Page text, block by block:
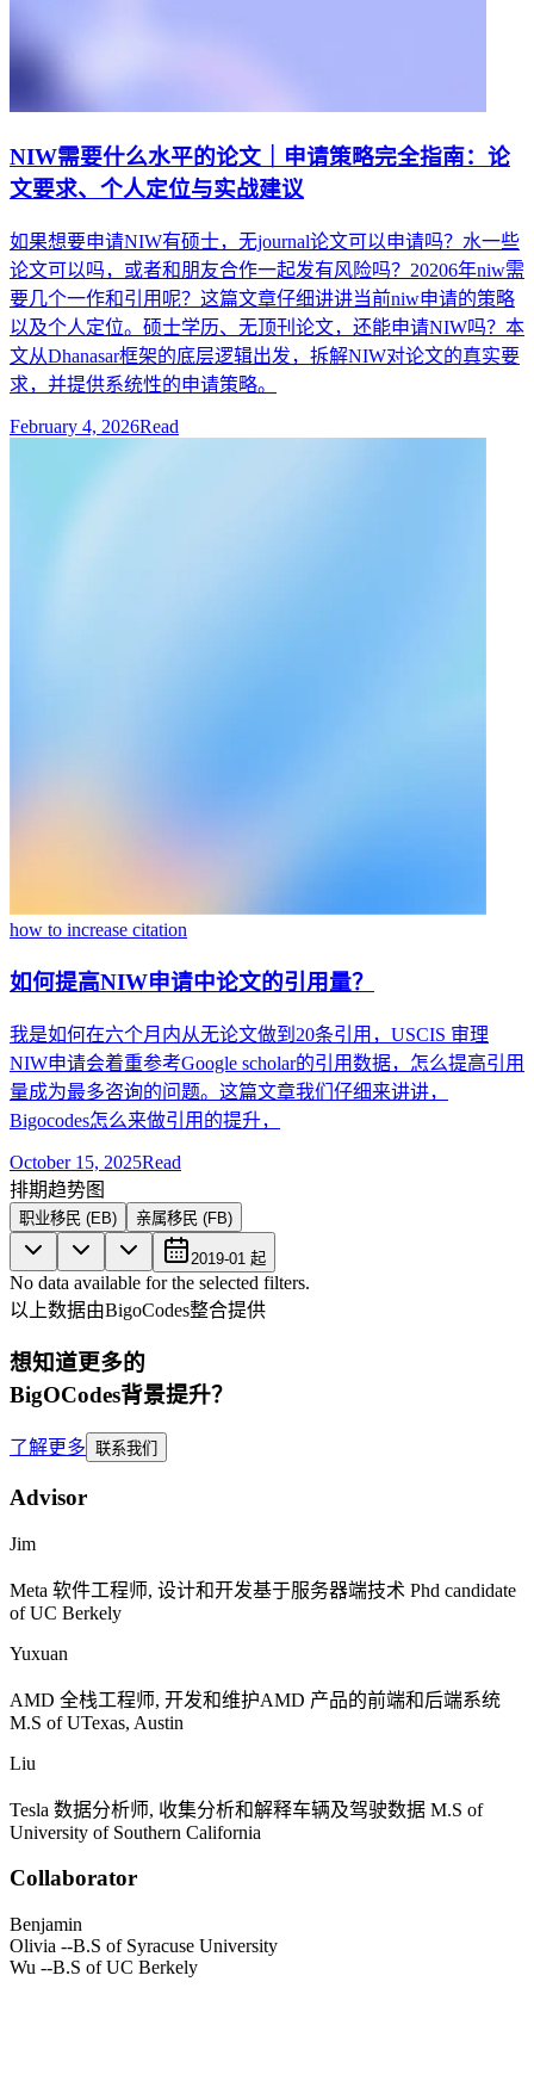
NIW需要什么水平的论文｜申请策略完全指南：论
文要求、个人定位与实战建议
如果想要申请NIW有硕士，无journal论文可以申请吗？水一些
论文可以吗，或者和朋友合作一起发有风险吗？20206年niw需
要几个一作和引用呢？这篇文章仔细讲讲当前niw申请的策略
以及个人定位。硕士学历、无顶刊论文，还能申请NIW吗？本
文从Dhanasar框架的底层逻辑出发，拆解NIW对论文的真实要
求，并提供系统性的申请策略。
February 4, 2026Read
how to increase citation
如何提高NIW申请中论文的引用量？
我是如何在六个月内从无论文做到20条引用，USCIS 审理
NIW申请会着重参考Google scholar的引用数据，怎么提高引用
量成为最多咨询的问题。这篇文章我们仔细来讲讲，
Bigocodes怎么来做引用的提升，
October 15, 2025Read
排期趋势图
职业移民 (EB) 亲属移民 (FB)
2019-01 起
No data available for the selected filters.
以上数据由BigoCodes整合提供
想知道更多的
BigOCodes背景提升？
了解更多 联系我们
Advisor
Jim
Meta 软件工程师, 设计和开发基于服务器端技术 Phd candidate
of UC Berkely
Yuxuan
AMD 全栈工程师, 开发和维护AMD 产品的前端和后端系统
M.S of UTexas, Austin
Liu
Tesla 数据分析师, 收集分析和解释车辆及驾驶数据 M.S of
University of Southern California
Collaborator
Benjamin
Olivia --B.S of Syracuse University
Wu --B.S of UC Berkely